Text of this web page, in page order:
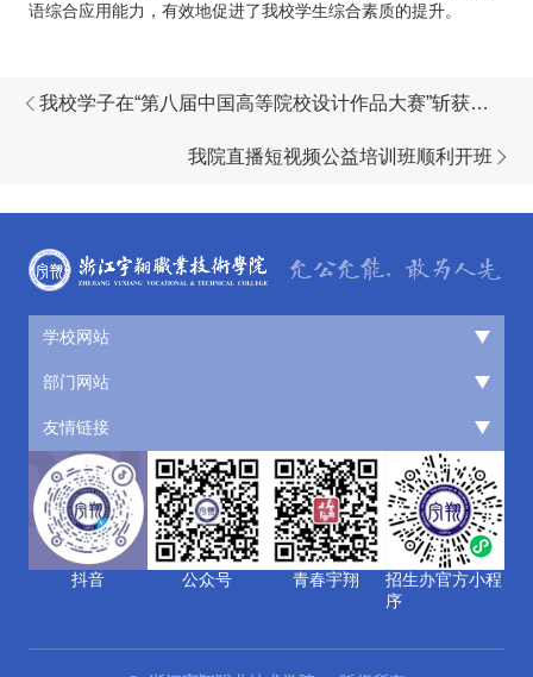
语综合应用能力，有效地促进了我校学生综合素质的提升。
我校学子在“第八届中国高等院校设计作品大赛”斩获多
我院直播短视频公益培训班顺利开班
学校网站
部门网站
友情链接
抖音 公众号 青春宇翔
招生办官方小程
序